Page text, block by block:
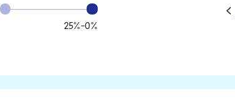
>
0%-25%